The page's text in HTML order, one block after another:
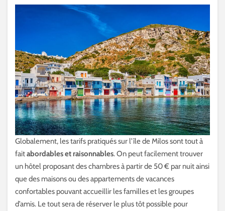
Globalement, les tarifs pratiqués sur l’île de Milos sont tout à
faitabordables et raisonnables. On peut facilement trouver
un hôtel proposant des chambres à partir de 50 € par nuit ainsi
que des maisons ou des appartements de vacances
confortables pouvant accueillir les familles et les groupes
d’amis. Le tout sera de réserver le plus tôt possible pour